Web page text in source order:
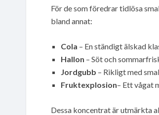
För de som föredrar tidlösa
bland annat:
Cola – En ständigt älskad
Hallon – Söt och
Jordgubb – Rikligt med
Fruktexplosion– Ett vågat
Dessa koncentrat är utmärkta